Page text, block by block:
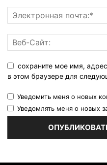
сохраните мое имя,
в этом браузере для
Уведомить меня о новых
Уведомлять меня о новых